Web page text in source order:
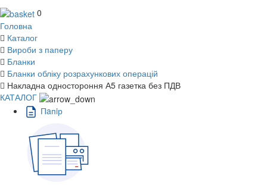
0
Головна
Каталог
Вироби з паперу
Бланки
Бланки обліку розрахункових операцій
Накладна одностороння А5 газетка без ПДВ
КАТАЛОГ
Пaпiр